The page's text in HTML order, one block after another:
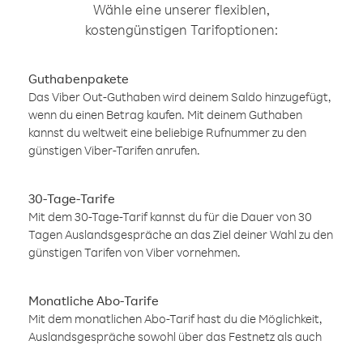
Wähle eine unserer flexiblen,
kostengünstigen Tarifoptionen:
Guthabenpakete
Das Viber Out-Guthaben wird deinem Saldo hinzugefügt,
wenn du einen Betrag kaufen. Mit deinem Guthaben
kannst du weltweit eine beliebige Rufnummer zu den
günstigen Viber-Tarifen anrufen.
30-Tage-Tarife
Mit dem 30-Tage-Tarif kannst du für die Dauer von 30
Tagen Auslandsgespräche an das Ziel deiner Wahl zu den
günstigen Tarifen von Viber vornehmen.
Monatliche Abo-Tarife
Mit dem monatlichen Abo-Tarif hast du die Möglichkeit,
Auslandsgespräche sowohl über das Festnetz als auch